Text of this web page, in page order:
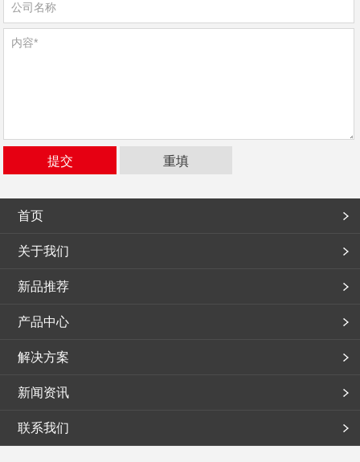
首页
关于我们
新品推荐
产品中心
解决方案
新闻资讯
联系我们